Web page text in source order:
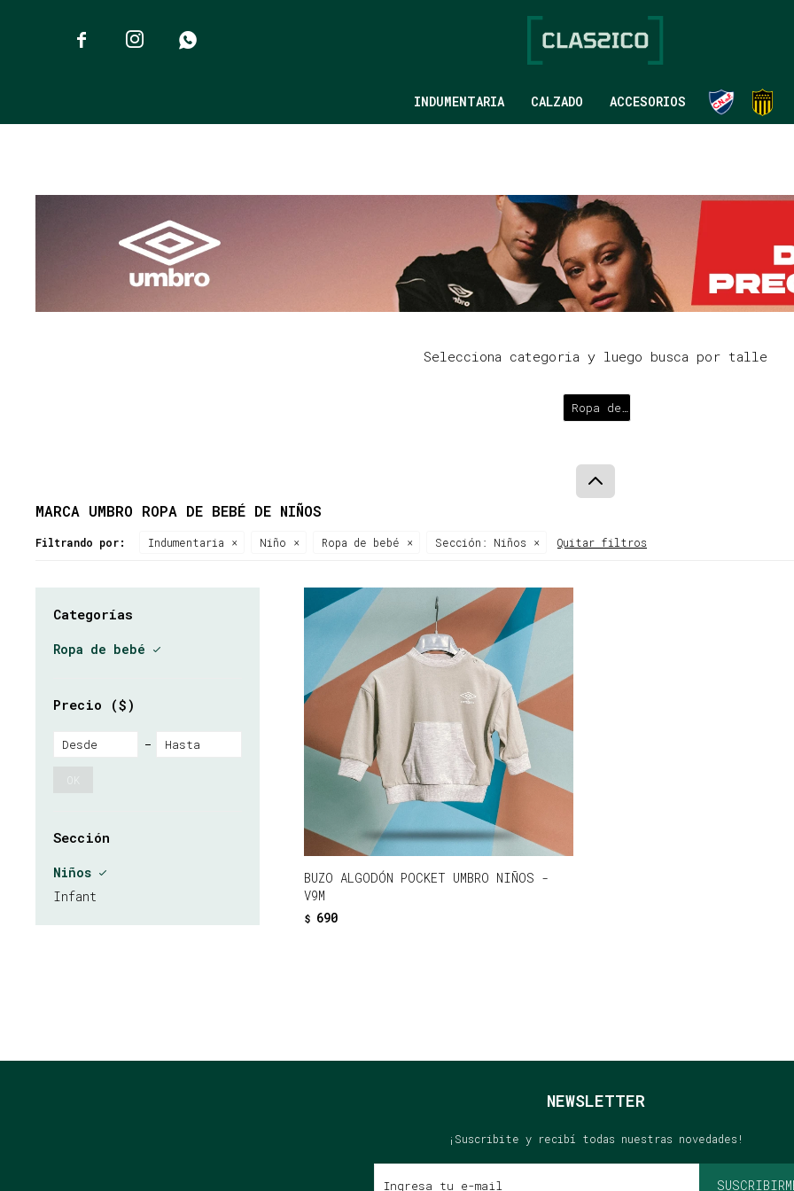
INDUMENTARIA CALZADO ACCESORIOS
  
Selecciona categoria y luego busca por talle
Ropa de
MARCA UMBRO ROPA DE BEBÉ DE NIÑOS
Filtrando por: Indumentaria Niño Ropa de bebé Sección: Niños Quitar filtros
BUZO ALGODÓN POCKET UMBRO NIÑOS -
V9M
$ 690
Categorías
Ropa de bebé
Precio ($)
Sección
Niños
Infant
NEWSLETTER
¡Suscribite y recibí todas nuestras novedades!